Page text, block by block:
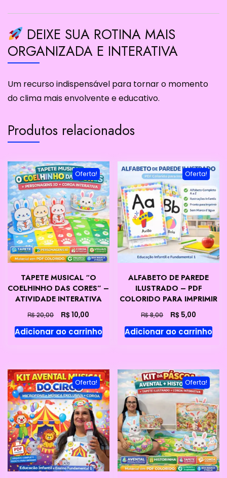
DEIXE SUA ROTINA MAIS
ORGANIZADA E INTERATIVA
Um recurso indispensável para tornar o momento
do clima mais envolvente e educativo.
Produtos relacionados
Oferta!
TAPETE MUSICAL “O
COELHINHO DAS CORES” –
ATIVIDADE INTERATIVA
R$20,00
preço
original
R$10,00
preço
atual
Adicionar ao carrinho
Oferta!
ALFABETO DE PAREDE
ILUSTRADO – PDF
COLORIDO PARA IMPRIMIR
R$8,00
preço
original
R$ 5,00
preço
atual
Adicionar ao carrinho
Oferta! Oferta!